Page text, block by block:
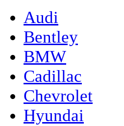
Audi
Bentley
BMW
Cadillac
Chevrolet
Hyundai